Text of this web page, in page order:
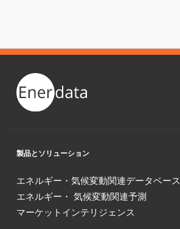
製品とソリューション
エネルギー・気候変動関連データベース
エネルギー・ 気候変動関連予測
マーケットインテリジェンス